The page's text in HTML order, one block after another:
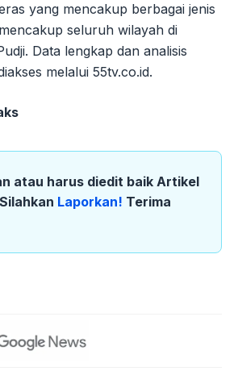
yang mencakup berbagai jenis
seluruh wilayah di
Data lengkap dan analisis
melalui 55tv.co.id.
atau harus diedit baik Artikel
Laporkan! Terima